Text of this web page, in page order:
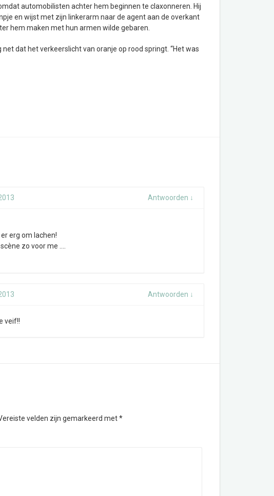
automobilisten achter hem beginnen te claxonneren. Hij
en wijst met zijn linkerarm naar de agent aan de overkant
hem maken met hun armen wilde gebaren.
dat het verkeerslicht van oranje op rood springt. “Het was
Antwoorden ↓
erg om lachen!
zo voor me ….
Antwoorden ↓
veif!!
velden zijn gemarkeerd met*